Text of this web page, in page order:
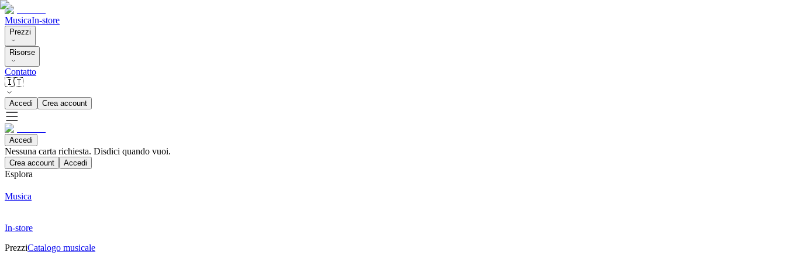
MusicaIn-store
Prezzi
Risorse
Contatto
🇮🇹
Accedi Crea account
Accedi
Nessuna carta richiesta. Disdici quando vuoi.
Crea account Accedi
Esplora
Musica
In-store
PrezziCatalogo musicale